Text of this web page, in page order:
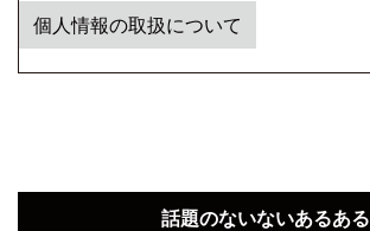
個人情報の取扱について
話題のないないあるある